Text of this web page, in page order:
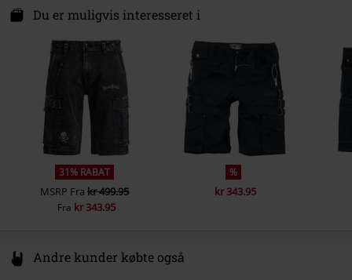
Lommer
5 lommer
sort
Darmer Esch 70 a
www.emp.de
Du er muligvis interesseret i
31% RABAT
MSRP Fra kr 499.95
Fra kr 343.95
%
kr 343.95
Andre kunder købte også